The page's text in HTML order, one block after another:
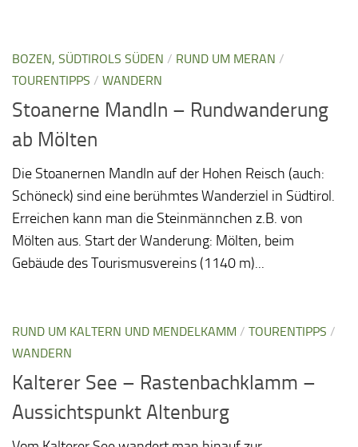
BOZEN, SÜDTIROLS SÜDEN / RUND UM MERAN /
TOURENTIPPS / WANDERN
Stoanerne Mandln – Rundwanderung
ab Mölten
Die Stoanernen Mandln auf der Hohen Reisch (auch:
Schöneck) sind eine berühmtes Wanderziel in Südtirol.
Erreichen kann man die Steinmännchen z.B. von
Mölten aus. Start der Wanderung: Mölten, beim
Gebäude des Tourismusvereins (1140 m)...
RUND UM KALTERN UND MENDELKAMM / TOURENTIPPS /
WANDERN
Kalterer See – Rastenbachklamm –
Aussichtspunkt Altenburg